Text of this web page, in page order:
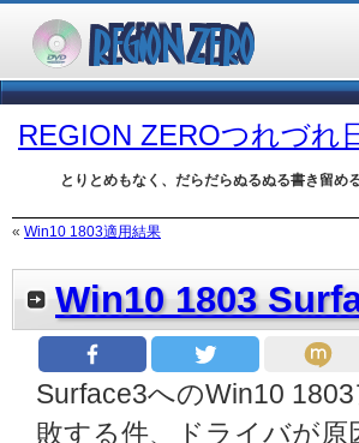
REGION ZEROつれづれ
とりとめもなく、だらだらぬるぬる書き留め
« Win10 1803適用結果
Win10 1803
Surface3へのWin10
敗する件、ドライバが